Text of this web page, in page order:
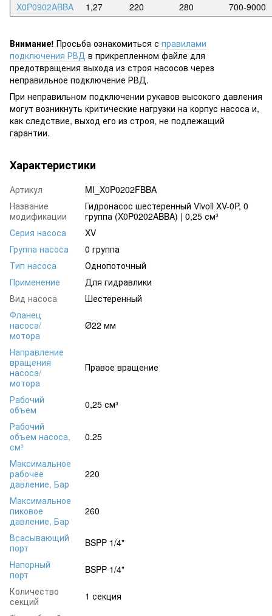
X0P0902ABBA
1,27 220 280 700-9000
Внимание! Просьба ознакомиться с правилами
подключения РВД в прикрепленном файле для
предотвращения выхода из строя насосов через
неправильное подключение РВД.
При неправильном подключении рукавов высокого давления
могут возникнуть критические нагрузки на корпус насоса и,
как следствие, выход его из строя, не подлежащий
гарантии.
Характеристики
Артикул
MI_X0P0202FBBA
Название
модификации
Гидронасос шестеренный Vivoil XV-0P, 0
группа (X0P0202ABBA) | 0,25 см³
Серия насоса
XV
Группа насоса
0 группа
Тип насоса
Однопоточный
Применение
Для гидравлики
Вид насоса
Шестеренный
Фланец
насоса/
мотора
Ø22 мм
Направление
вращения
насоса/
мотора
Правое вращение
Рабочий
объем
0,25 см³
Рабочий
объем насоса,
см³
0.25
Максимальное
рабочее
давление, Бар
220
Максимальное
пиковое
давление, Бар
260
Всасывающий
порт
BSPP 1/4"
Напорный
порт
BSPP 1/4"
Количество
секций
1 секция